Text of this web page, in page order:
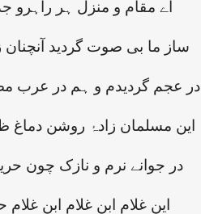
اے مقام و منزل ہر راہرو
ساز ما بی صوت گردید آنچنان
در عجم گردیدم و ہم در عرب
این مسلمان زادۂ روشن
در جوانے نرم و نازک چون
این غلام ابن غلام ابن